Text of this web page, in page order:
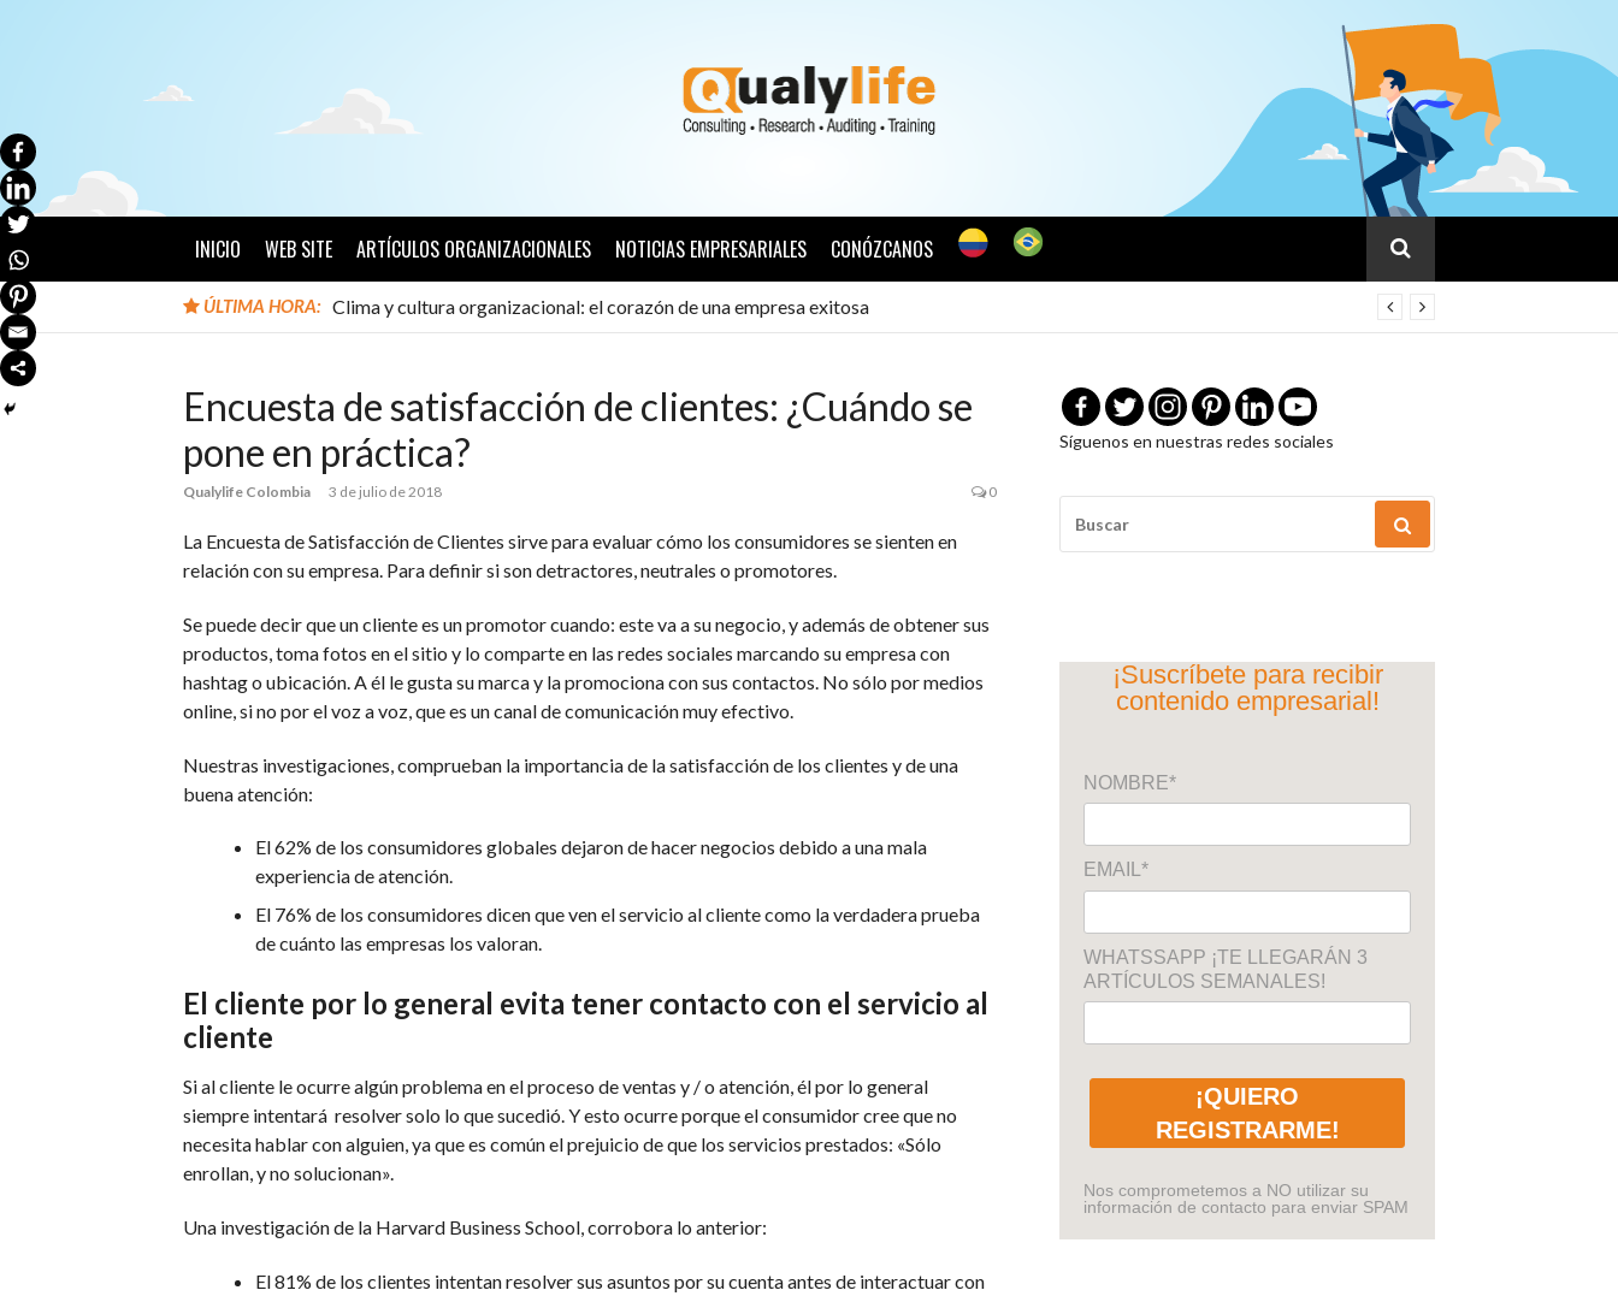
INICIO WEB SITE ARTÍCULOS ORGANIZACIONALES NOTICIAS EMPRESARIALES CONÓZCANOS
ÚLTIMA HORA: Clima y cultura organizacional: el corazón de una empresa exitosa
Encuesta de satisfacción de clientes: ¿Cuándo se
pone en práctica?
Qualylife Colombia 3 de julio de 2018 0
La Encuesta de Satisfacción de Clientes sirve para evaluar cómo los consumidores se sienten en
relación con su empresa. Para definir si son detractores, neutrales o promotores.
Se puede decir que un cliente es un promotor cuando: este va a su negocio, y además de obtener sus
productos, toma fotos en el sitio y lo comparte en las redes sociales marcando su empresa con
hashtag o ubicación. A él le gusta su marca y la promociona con sus contactos. No sólo por medios
online, si no por el voz a voz, que es un canal de comunicación muy efectivo.
Nuestras investigaciones, comprueban la importancia de la satisfacción de los clientes y de una
buena atención:
El 62% de los consumidores globales dejaron de hacer negocios debido a una mala
experiencia de atención.
El 76% de los consumidores dicen que ven el servicio al cliente como la verdadera prueba
de cuánto las empresas los valoran.
El cliente por lo general evita tener contacto con el servicio al
cliente
Si al cliente le ocurre algún problema en el proceso de ventas y / o atención, él por lo general
siempre intentará resolver solo lo que sucedió. Y esto ocurre porque el consumidor cree que no
necesita hablar con alguien, ya que es común el prejuicio de que los servicios prestados: «Sólo
enrollan, y no solucionan».
Una investigación de la Harvard Business School, corrobora lo anterior:
El 81% de los clientes intentan resolver sus asuntos por su cuenta antes de interactuar con
Síguenos en nuestras redes sociales
POR:
¡Suscríbete para recibir
contenido empresarial!
NOMBRE*
EMAIL*
WHATSSAPP ¡TE LLEGARÁN 3
ARTÍCULOS SEMANALES!
¡QUIERO
REGISTRARME!
Nos comprometemos a NO utilizar su
información de contacto para enviar SPAM